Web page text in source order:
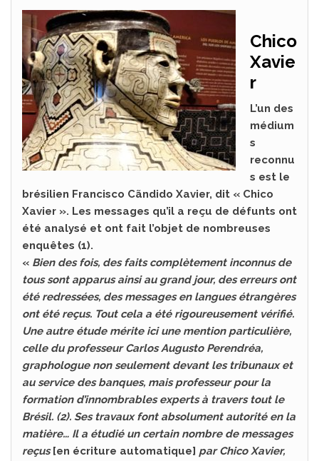
Chico
Xavie
r
L’un des
médium
s
reconnu
s est le
brésilien Francisco Cãndido Xavier, dit « Chico
Xavier ». Les messages qu’il a reçu de défunts ont
été analysé et ont fait l’objet de nombreuses
enquêtes (1).
« Bien des fois, des faits complètement inconnus de
tous sont apparus ainsi au grand jour, des erreurs ont
été redressées, des messages en langues étrangères
ont été reçus. Tout cela a été rigoureusement vérifié.
Une autre étude mérite ici une mention particulière,
celle du professeur Carlos Augusto Perendréa,
graphologue non seulement devant les tribunaux et
au service des banques, mais professeur pour la
formation d’innombrables experts à travers tout le
Brésil. (2). Ses travaux font absolument autorité en la
matière… Il a étudié un certain nombre de messages
reçus[en écriture automatique] par Chico Xavier,